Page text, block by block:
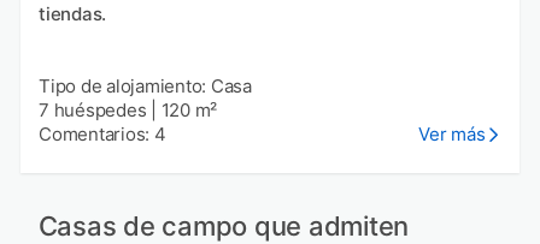
tiendas.
Tipo de alojamiento: Casa
7 huéspedes
120 m²
Comentarios: 4
Ver más
Casas de campo que admiten